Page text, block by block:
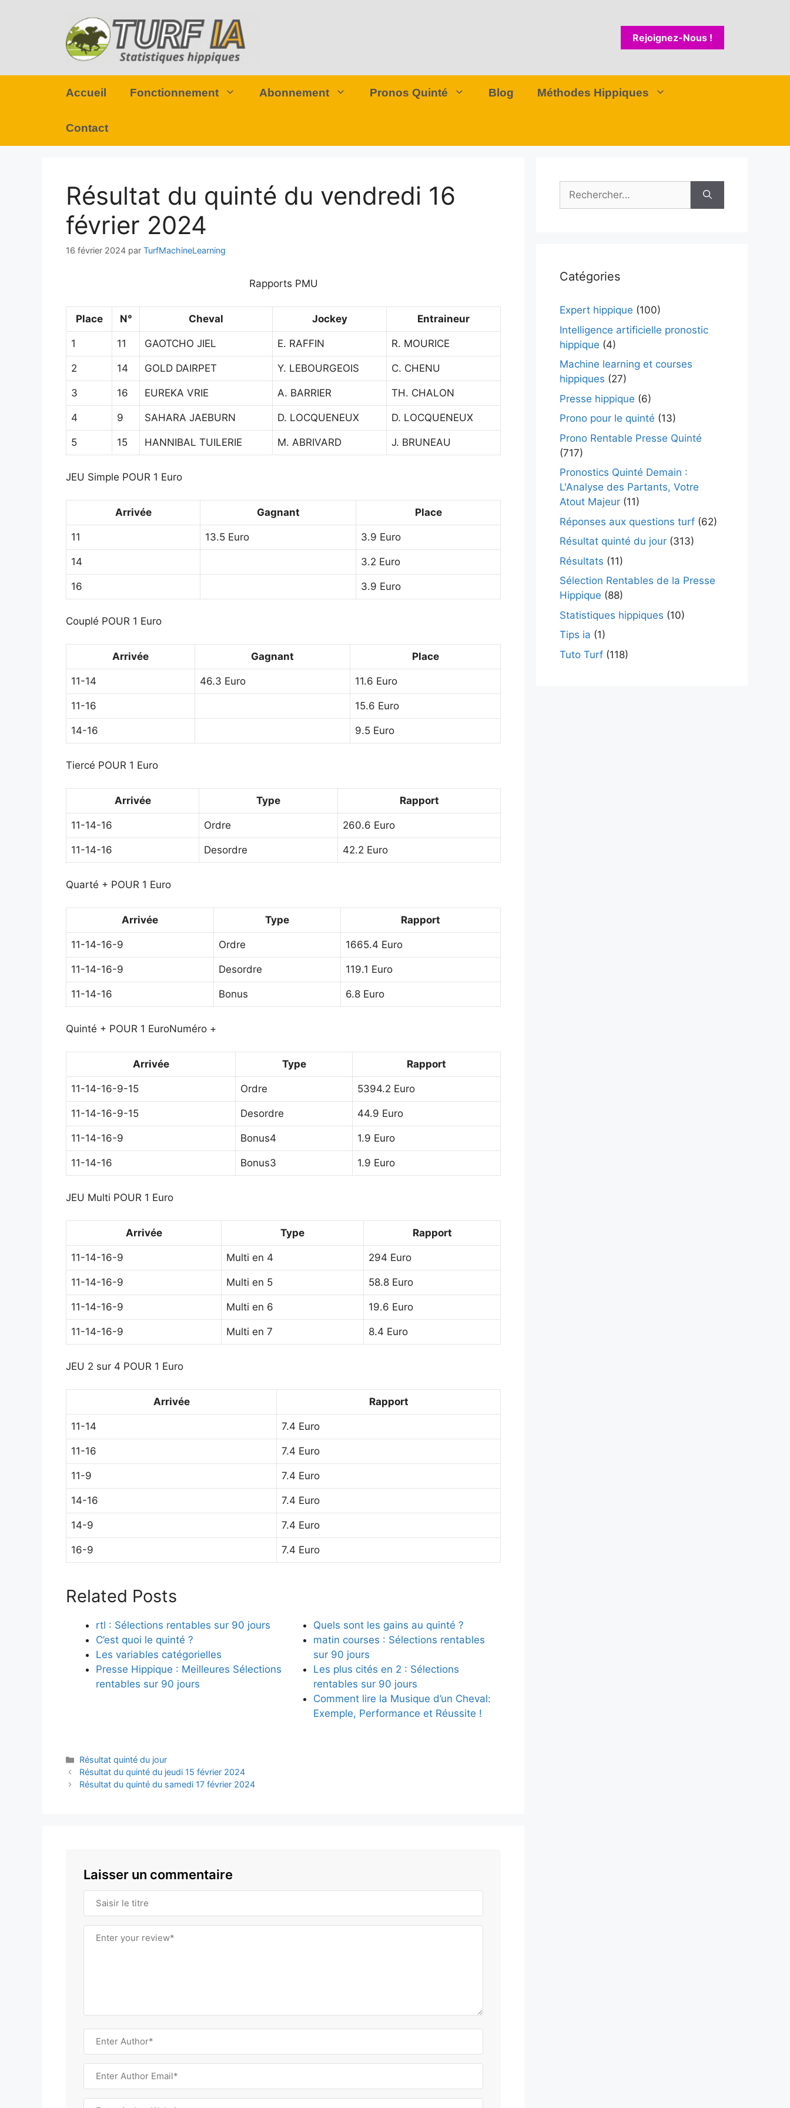
Rejoignez-Nous !
Accueil Fonctionnement Abonnement Pronos Quinté Blog Méthodes Hippiques
Contact
Résultat du quinté du vendredi 16
février 2024
16 février 2024 par TurfMachineLearning
Rapports PMU
Place N° Cheval Jockey Entraineur
1 11 GAOTCHO JIEL E. RAFFIN R. MOURICE
2 14 GOLD DAIRPET Y. LEBOURGEOIS C. CHENU
3 16 EUREKA VRIE A. BARRIER TH. CHALON
4 9 SAHARA JAEBURN D. LOCQUENEUX D. LOCQUENEUX
5 15 HANNIBAL TUILERIE M. ABRIVARD J. BRUNEAU
JEU Simple POUR 1 Euro
Arrivée Gagnant Place
11 13.5 Euro 3.9 Euro
14 3.2 Euro
16 3.9 Euro
Couplé POUR 1 Euro
Arrivée Gagnant Place
11-14 46.3 Euro 11.6 Euro
11-16 15.6 Euro
14-16 9.5 Euro
Tiercé POUR 1 Euro
Arrivée Type Rapport
11-14-16 Ordre 260.6 Euro
11-14-16 Desordre 42.2 Euro
Quarté + POUR 1 Euro
Arrivée Type Rapport
11-14-16-9 Ordre 1665.4 Euro
11-14-16-9 Desordre 119.1 Euro
11-14-16 Bonus 6.8 Euro
Quinté + POUR 1 EuroNuméro +
Arrivée Type Rapport
11-14-16-9-15 Ordre 5394.2 Euro
11-14-16-9-15 Desordre 44.9 Euro
11-14-16-9 Bonus4 1.9 Euro
11-14-16 Bonus3 1.9 Euro
JEU Multi POUR 1 Euro
Arrivée Type Rapport
11-14-16-9 Multi en 4 294 Euro
11-14-16-9 Multi en 5 58.8 Euro
11-14-16-9 Multi en 6 19.6 Euro
11-14-16-9 Multi en 7 8.4 Euro
JEU 2 sur 4 POUR 1 Euro
Arrivée Rapport
11-14 7.4 Euro
11-16 7.4 Euro
11-9 7.4 Euro
14-16 7.4 Euro
14-9 7.4 Euro
16-9 7.4 Euro
Related Posts
rtl : Sélections rentables sur 90 jours
C’est quoi le quinté ?
Les variables catégorielles
Presse Hippique : Meilleures Sélections
rentables sur 90 jours
Quels sont les gains au quinté ?
matin courses : Sélections rentables
sur 90 jours
Les plus cités en 2 : Sélections
rentables sur 90 jours
Comment lire la Musique d’un Cheval:
Exemple, Performance et Réussite !
Catégories
Résultat quinté du jour
Résultat du quinté du jeudi 15 février 2024
Résultat du quinté du samedi 17 février 2024
Laisser un commentaire
Rechercher :
Catégories
Expert hippique (100)
Intelligence artificielle pronostic
hippique (4)
Machine learning et courses
hippiques (27)
Presse hippique (6)
Prono pour le quinté (13)
Prono Rentable Presse Quinté
(717)
Pronostics Quinté Demain :
L'Analyse des Partants, Votre
Atout Majeur (11)
Réponses aux questions turf (62)
Résultat quinté du jour (313)
Résultats (11)
Sélection Rentables de la Presse
Hippique (88)
Statistiques hippiques (10)
Tips ia (1)
Tuto Turf (118)